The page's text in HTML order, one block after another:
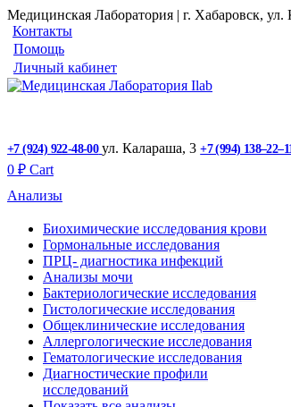
Медицинская Лаборатория | г. Хабаровск, ул.
Контакты
Помощь
Личный кабинет
+7 (924) 922-48-00 ул. ​Калараша, 3 +7 (994) 138‒22‒11
0 ₽ Cart
Анализы
Биохимические исследования крови
Гормональные исследования
ПРЦ- диагностика инфекций
Анализы мочи
Бактериологические исследования
Гистологические исследования
Общеклинические исследования
Аллергологические исследования
Гематологические исследования
Диагностические профили
исследований